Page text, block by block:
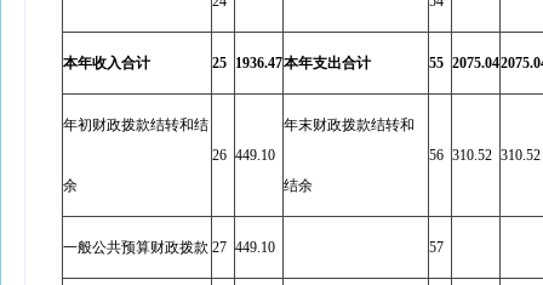
本年收入合计 25 1936.47本年支出合计 55 2075.04
年初财政拨款结转和结
余
26 449.10
年末财政拨款结转和
结余
56 310.52 310.52
一般公共预算财政拨款 27 449.10 57